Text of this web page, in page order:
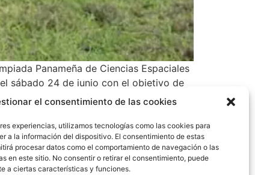
el consentimiento de las cookies
experiencias, utilizamos tecnologías como las cookies para
a la información del dispositivo. El consentimiento de estas
procesar datos como el comportamiento de navegación o las
en este sitio. No consentir o retirar el consentimiento, puede
a ciertas características y funciones.
Panameña de Ciencias Espaciales
sábado 24 de junio con el objetivo de
y ciencias afines.